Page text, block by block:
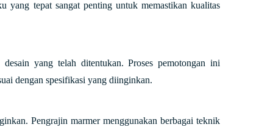
yang tepat sangat penting untuk memastikan kualitas
yang telah ditentukan. Proses pemotongan ini
dengan spesifikasi yang diinginkan.
Pengrajin marmer menggunakan berbagai teknik